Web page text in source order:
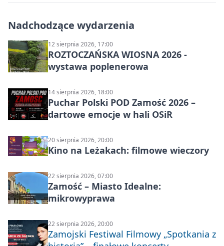
Nadchodzące wydarzenia
12 sierpnia 2026, 17:00
ROZTOCZAŃSKA WIOSNA 2026 -
wystawa poplenerowa
14 sierpnia 2026, 18:00
Puchar Polski POD Zamość 2026 –
dartowe emocje w hali OSiR
20 sierpnia 2026, 20:00
Kino na Leżakach: filmowe wieczory
22 sierpnia 2026, 07:00
Zamość – Miasto Idealne:
mikrowyprawa
22 sierpnia 2026, 20:00
Zamojski Festiwal Filmowy „Spotkania z